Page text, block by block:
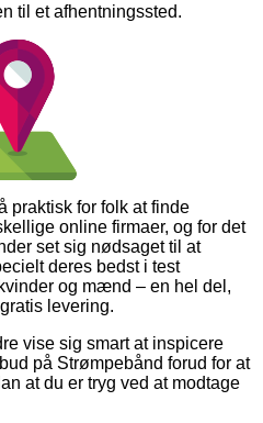
til et afhentningssted.
praktisk for folk at finde
online firmaer, og for det
set sig nødsaget til at
deres bedst i test
og mænd – en hel del,
levering.
vise sig smart at inspicere
på Strømpebånd forud for at
at du er tryg ved at modtage